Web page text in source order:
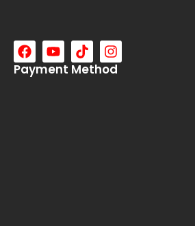
Payment Method